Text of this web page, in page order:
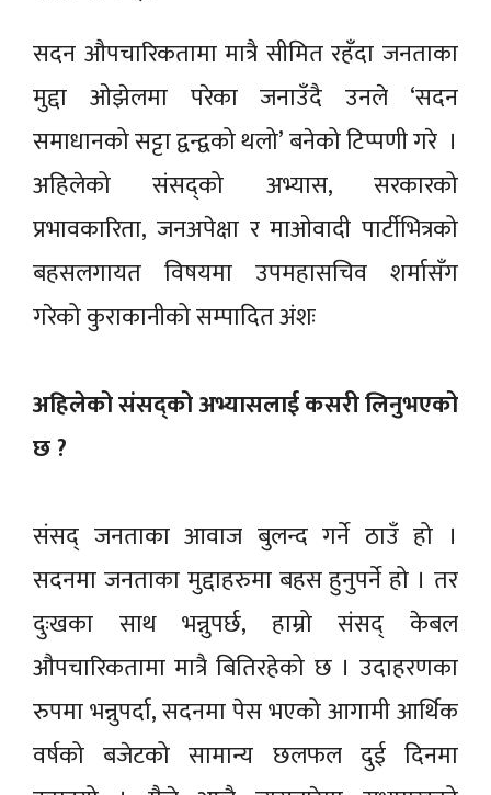
सदन औपचारिकतामा मात्रै सीमित रहँदा जनताका
मुद्दा ओझेलमा परेका जनाउँदै उनले ‘सदन
समाधानको सट्टा द्वन्द्वको थलो’ बनेको टिप्पणी गरे ।
अहिलेको संसद्को अभ्यास, सरकारको
प्रभावकारिता, जनअपेक्षा र माओवादी पार्टीभित्रको
बहसलगायत विषयमा उपमहासचिव शर्मासँग
गरेको कुराकानीको सम्पादित अंशः
अहिलेको संसद्को अभ्यासलाई कसरी लिनुभएको
छ ?
संसद् जनताका आवाज बुलन्द गर्ने ठाउँ हो ।
सदनमा जनताका मुद्दाहरुमा बहस हुनुपर्ने हो । तर
दुःखका साथ भन्नुपर्छ, हाम्रो संसद् केबल
औपचारिकतामा मात्रै बितिरहेको छ । उदाहरणका
रुपमा भन्नुपर्दा, सदनमा पेस भएको आगामी आर्थिक
वर्षको बजेटको सामान्य छलफल दुई दिनमा